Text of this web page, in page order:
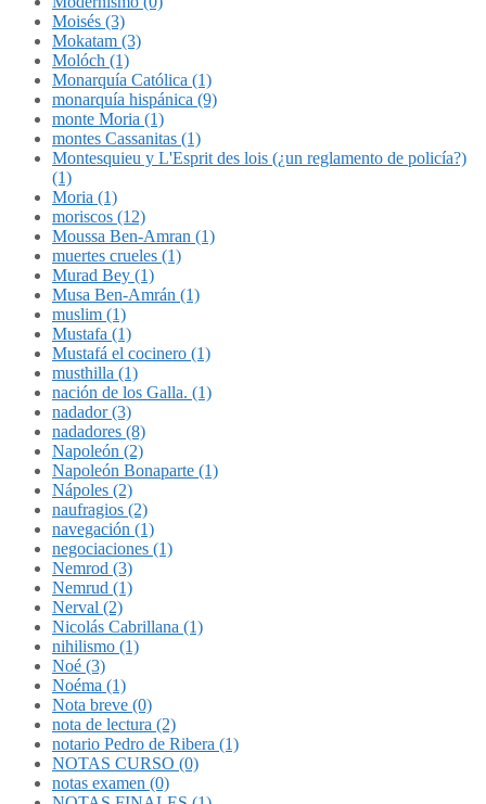
Moisés (3)
Mokatam (3)
Molóch (1)
Monarquía Católica (1)
monarquía hispánica (9)
monte Moria (1)
montes Cassanitas (1)
Montesquieu y L'Esprit des lois (¿un reglamento de policía?)
(1)
Moria (1)
moriscos (12)
Moussa Ben-Amran (1)
muertes crueles (1)
Murad Bey (1)
Musa Ben-Amrán (1)
muslim (1)
Mustafa (1)
Mustafá el cocinero (1)
musthilla (1)
nación de los Galla. (1)
nadador (3)
nadadores (8)
Napoleón (2)
Napoleón Bonaparte (1)
Nápoles (2)
naufragios (2)
navegación (1)
negociaciones (1)
Nemrod (3)
Nemrud (1)
Nerval (2)
Nicolás Cabrillana (1)
nihilismo (1)
Noé (3)
Noéma (1)
Nota breve (0)
nota de lectura (2)
notario Pedro de Ribera (1)
NOTAS CURSO (0)
notas examen (0)